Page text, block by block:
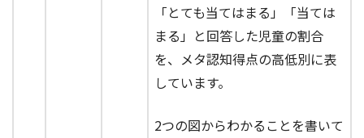
「とても当てはまる」「当ては
まる」と回答した児童の割合
を、メタ認知得点の高低別に表
しています。
2つの図からわかることを書いて